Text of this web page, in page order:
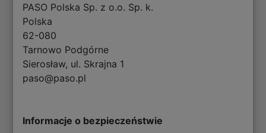
PASO Polska Sp. z o.o. Sp. k.
Polska
62-080
Tarnowo Podgórne
Sierosław, ul. Skrajna 1
paso@paso.pl
Informacje o bezpieczeństwie